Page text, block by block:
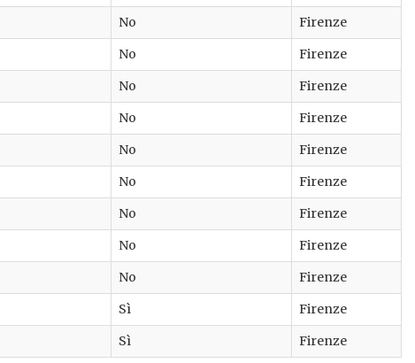
No
Firenze
No
Firenze
No
Firenze
No
Firenze
No
Firenze
No
Firenze
No
Firenze
No
Firenze
No
Firenze
Sì
Firenze
Sì Firenze